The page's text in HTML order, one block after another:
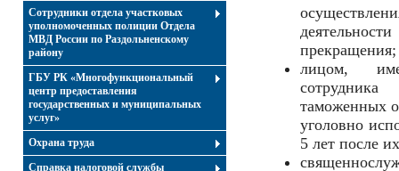
Сотрудники отдела участковых
уполномоченных полиции Отдела
МВД России по Раздольненскому
району
ГБУ РК «Многофункциональный
центр предоставления
государственных и муниципальных
услуг»
Охрана труда
Справка налоговой службы
прекращения;
лицом,
таможенных
уголовно
5 лет после